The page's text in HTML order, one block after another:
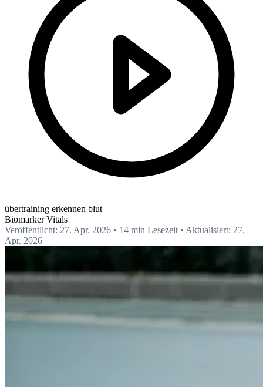
übertraining erkennen blut
BiomarkerVitals
Veröffentlicht: 27. Apr. 2026 • 14 min Lesezeit • Aktualisiert: 27.
Apr. 2026